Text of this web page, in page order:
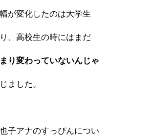
が変化したのは大学生
、高校生の時にはまだ
り変わっていないんじゃ
ました。
子アナのすっぴんについ